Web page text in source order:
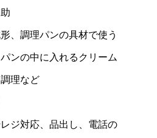
、調理パンの具材で使う
ンの中に入れるクリーム
理など
ジ対応、品出し、電話の